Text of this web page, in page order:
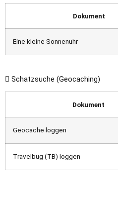
Dokument
Eine kleine Sonnenuhr
Schatzsuche (Geocaching)
Dokument
Geocache loggen
Travelbug (TB) loggen